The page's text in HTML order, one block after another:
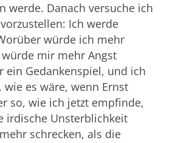
werde. Danach versuche ich
Ich werde
würde ich mehr
würde mir mehr Angst
ein Gedankenspiel, und ich
es wäre, wenn Ernst
so, wie ich jetzt empfinde,
irdische Unsterblichkeit
schrecken, als die